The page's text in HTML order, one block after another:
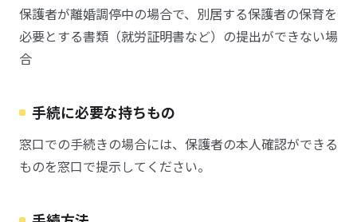
保護者が離婚調停中の場合で、別居する保護者の保育を
必要とする書類（就労証明書など）の提出ができない場
合
手続に必要な持ちもの
窓口での手続きの場合には、保護者の本人確認ができる
ものを窓口で提示してください。